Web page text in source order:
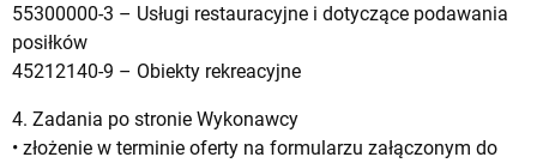
55300000-3 – Usługi restauracyjne i dotyczące podawania
posiłków
45212140-9 – Obiekty rekreacyjne
4. Zadania po stronie Wykonawcy
• złożenie w terminie oferty na formularzu załączonym do